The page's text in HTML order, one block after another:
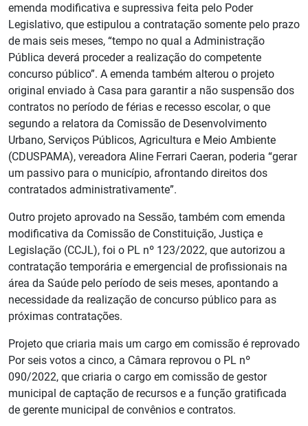
emenda modificativa e supressiva feita pelo Poder
Legislativo, que estipulou a contratação somente pelo prazo
de mais seis meses, “tempo no qual a Administração
Pública deverá proceder a realização do competente
concurso público”. A emenda também alterou o projeto
original enviado à Casa para garantir a não suspensão dos
contratos no período de férias e recesso escolar, o que
segundo a relatora da Comissão de Desenvolvimento
Urbano, Serviços Públicos, Agricultura e Meio Ambiente
(CDUSPAMA), vereadora Aline Ferrari Caeran, poderia “gerar
um passivo para o município, afrontando direitos dos
contratados administrativamente”.
Outro projeto aprovado na Sessão, também com emenda
modificativa da Comissão de Constituição, Justiça e
Legislação (CCJL), foi o PL nº 123/2022, que autorizou a
contratação temporária e emergencial de profissionais na
área da Saúde pelo período de seis meses, apontando a
necessidade da realização de concurso público para as
próximas contratações.
Projeto que criaria mais um cargo em comissão é reprovado
Por seis votos a cinco, a Câmara reprovou o PL nº
090/2022, que criaria o cargo em comissão de gestor
municipal de captação de recursos e a função gratificada
de gerente municipal de convênios e contratos.